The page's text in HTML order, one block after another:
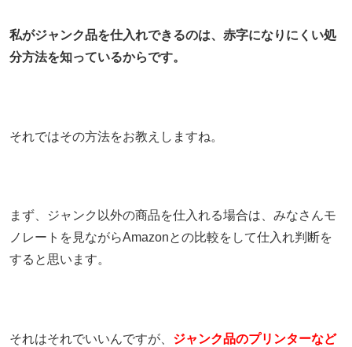
私がジャンク品を仕入れできるのは、赤字になりにくい処
分方法を知っているからです。
それではその方法をお教えしますね。
まず、ジャンク以外の商品を仕入れる場合は、みなさんモ
ノレートを見ながらAmazonとの比較をして仕入れ判断を
すると思います。
それはそれでいいんですが、 ジャンク品のプリンターなど